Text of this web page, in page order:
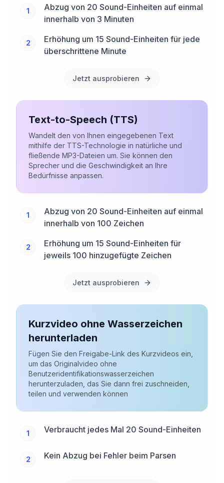
1
Abzug von 20 Sound-Einheiten auf einmal
innerhalb von 3 Minuten
2
Erhöhung um 15 Sound-Einheiten für jede
überschrittene Minute
Jetzt ausprobieren
Text-to-Speech (TTS)
Wandelt den von Ihnen eingegebenen Text
mithilfe der TTS-Technologie in natürliche und
fließende MP3-Dateien um. Sie können den
Sprecher und die Geschwindigkeit an Ihre
Bedürfnisse anpassen.
1
Abzug von 20 Sound-Einheiten auf einmal
innerhalb von 100 Zeichen
2
Erhöhung um 15 Sound-Einheiten für
jeweils 100 hinzugefügte Zeichen
Jetzt ausprobieren
Kurzvideo ohne Wasserzeichen
herunterladen
Fügen Sie den Freigabe-Link des Kurzvideos ein,
um das Originalvideo ohne
Benutzeridentifikationswasserzeichen
herunterzuladen, das Sie dann frei zuschneiden,
teilen und verwenden können
1 Verbraucht jedes Mal 20 Sound-Einheiten
2 Kein Abzug bei Fehler beim Parsen